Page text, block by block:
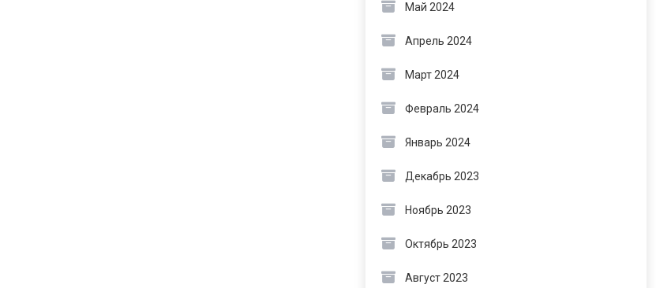
Май 2024
Апрель 2024
Март 2024
Февраль 2024
Январь 2024
Декабрь 2023
Ноябрь 2023
Октябрь 2023
Август 2023